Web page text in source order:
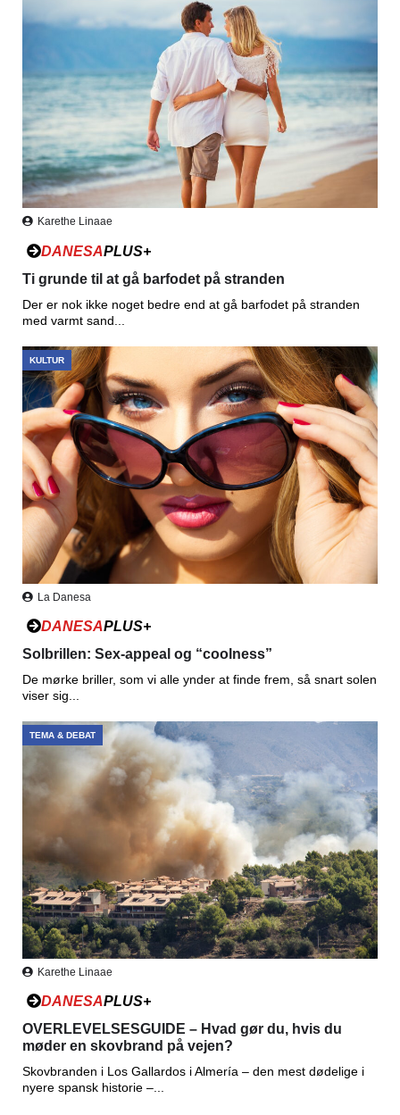
Karethe Linaae
DANESAPLUS+
Ti grunde til at gå barfodet på stranden
Der er nok ikke noget bedre end at gå barfodet på stranden
med varmt sand...
KULTUR
La Danesa
DANESAPLUS+
Solbrillen: Sex-appeal og “coolness”
De mørke briller, som vi alle ynder at finde frem, så snart solen
viser sig...
TEMA & DEBAT
Karethe Linaae
DANESAPLUS+
OVERLEVELSESGUIDE – Hvad gør du, hvis du
møder en skovbrand på vejen?
Skovbranden i Los Gallardos i Almería – den mest dødelige i
nyere spansk historie –...